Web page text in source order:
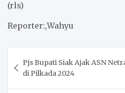
(rls)
Reporter:,Wahyu
navigation
Pjs Bupati Siak Ajak ASN
di Pilkada 2024